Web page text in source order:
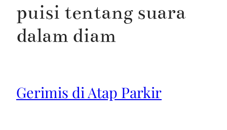
puisi tentang suara
dalam diam
Gerimis di Atap Parkir